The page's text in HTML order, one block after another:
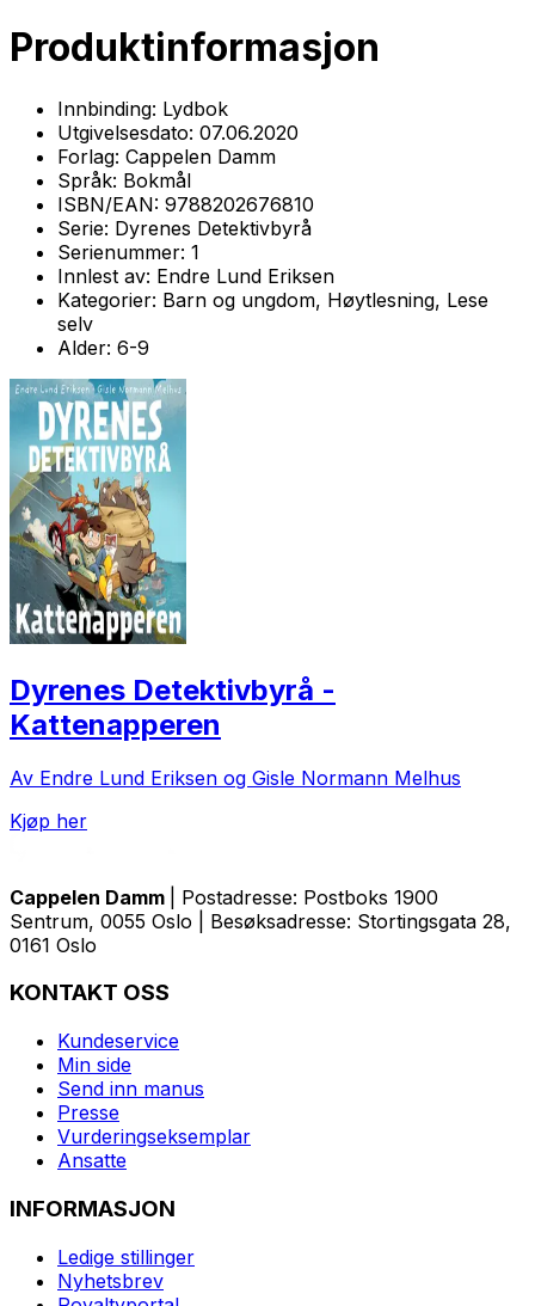
Produktinformasjon
Innbinding: Lydbok
Utgivelsesdato: 07.06.2020
Forlag: Cappelen Damm
Språk: Bokmål
ISBN/EAN: 9788202676810
Serie: Dyrenes Detektivbyrå
Serienummer: 1
Innlest av: Endre Lund Eriksen
Kategorier: Barn og ungdom, Høytlesning, Lese
selv
Alder: 6-9
Dyrenes Detektivbyrå -
Kattenapperen
Av Endre Lund Eriksen og Gisle Normann Melhus
Kjøp her
Cappelen Damm
| Postadresse: Postboks 1900
Sentrum, 0055 Oslo | Besøksadresse: Stortingsgata 28,
0161 Oslo
KONTAKT OSS
Kundeservice
Min side
Send inn manus
Presse
Vurderingseksemplar
Ansatte
INFORMASJON
Ledige stillinger
Nyhetsbrev